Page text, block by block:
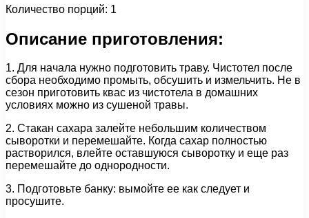
Количество порций: 1
Описание приготовления:
1. Для начала нужно подготовить траву. Чистотел после
сбора необходимо промыть, обсушить и измельчить. Не в
сезон приготовить квас из чистотела в домашних
условиях можно из сушеной травы.
2. Стакан сахара залейте небольшим количеством
сыворотки и перемешайте. Когда сахар полностью
растворился, влейте оставшуюся сыворотку и еще раз
перемешайте до однородности.
3. Подготовьте банку: вымойте ее как следует и
просушите.